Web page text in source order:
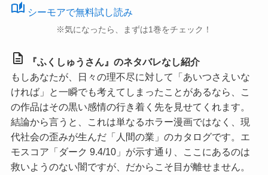
auto_stories シーモアで無料試し読み
※気になったら、まずは1巻をチェック！
description
『ふくしゅうさん』のネタバレなし紹介
もしあなたが、日々の理不尽に対して「あいつさえいな
ければ」と一瞬でも考えてしまったことがあるなら、こ
の作品はその黒い感情の行き着く先を見せてくれます。
結論から言うと、これは単なるホラー漫画ではなく、現
代社会の歪みが生んだ「人間の業」のカタログです。
エ
モスコア「ダーク 9.4/10」 が示す通り、ここにあるのは
救いようのない闇ですが、だからこそ目が離せません。